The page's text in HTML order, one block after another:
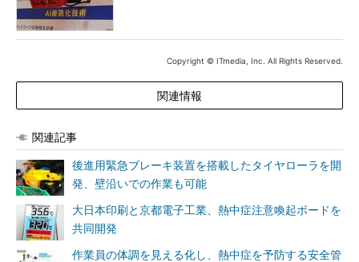
Copyright © ITmedia, Inc. All Rights Reserved.
関連情報
関連記事
後進用緊急ブレーキ装置を搭載したタイヤローラを開
発、壁沿いでの作業も可能
大日本印刷と京都電子工業、熱中症注意喚起ボードを
共同開発
作業員の体調を見える化し、熱中症を予防する安全管